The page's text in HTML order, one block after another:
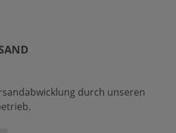
durch unseren